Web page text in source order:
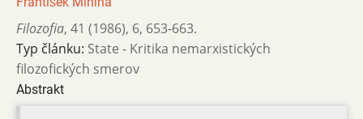
Filozofia, 41 (1986), 6, 653-663.
Typ článku: State - Kritika nemarxistických
filozofických smerov
Abstrakt